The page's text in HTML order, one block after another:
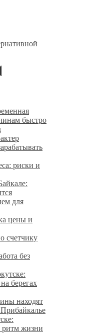
быстро
риски и
для
цены и
счетчику
без
берегах
находят
ритм жизни